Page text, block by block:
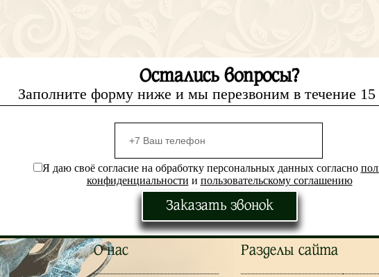
Остались вопросы?
Заполните форму ниже и мы перезвоним в течение
Я даю своё согласие на обработку персональных данных согласно
конфиденциальности и пользовательскому соглашению
Заказать звонок
О нас Разделы сайта